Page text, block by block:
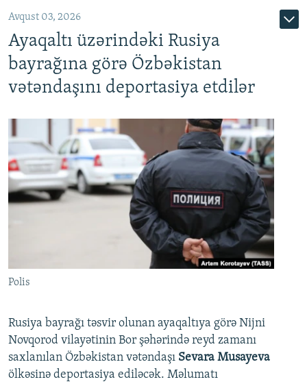
Avqust 03, 2026
Ayaqaltı üzərindəki Rusiya
bayrağına görə Özbəkistan
vətəndaşını deportasiya etdilər
Polis
Rusiya bayrağı təsvir olunan ayaqaltıya görə Nijni
Novqorod vilayətinin Bor şəhərində reyd zamanı
saxlanılan Özbəkistan vətəndaşı Sevara Musayeva
ölkəsinə deportasiya ediləcək. Məlumatı